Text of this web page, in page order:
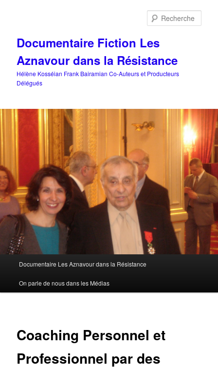
Documentaire Fiction Les
Aznavour dans la Résistance
Hélène Kosséian Frank Bairamian Co-Auteurs et Producteurs
Délégués
Documentaire Les Aznavour dans la Résistance
On parle de nous dans les Médias
Coaching Personnel et
Professionnel par des